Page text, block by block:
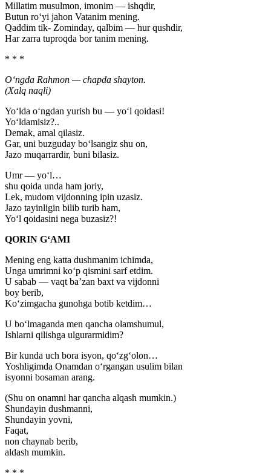
Millatim musulmon, imonim — ishqdir,
Butun ro‘yi jahon Vatanim mening.
Qaddim tik- Zominday, qalbim — hur qushdir,
Har zarra tuproqda bor tanim mening.
* * *
O‘ngda Rahmon — chapda shayton.
(Xalq naqli)
Yo‘lda o‘ngdan yurish bu — yo‘l qoidasi!
Yo‘ldamisiz?..
Demak, amal qilasiz.
Gar, uni buzguday bo‘lsangiz shu on,
Jazo muqarrardir, buni bilasiz.
Umr — yo‘l…
shu qoida unda ham joriy,
Lek, mudom vijdonning ipin uzasiz.
Jazo tayinligin bilib turib ham,
Yo‘l qoidasini nega buzasiz?!
QORIN G‘AMI
Mening eng katta dushmanim ichimda,
Unga umrimni ko‘p qismini sarf etdim.
U sabab — vaqt ba’zan baxt va vijdonni
boy berib,
Ko‘zimgacha gunohga botib ketdim…
U bo‘lmaganda men qancha olamshumul,
Ishlarni qilishga ulgurarmidim?
Bir kunda uch bora isyon, qo‘zg‘olon…
Yoshligimda Onamdan o‘rgangan usulim bilan
isyonni bosaman arang.
(Shu on onamni har qancha alqash mumkin.)
Shundayin dushmanni,
Shundayin yovni,
Faqat,
non chaynab berib,
aldash mumkin.